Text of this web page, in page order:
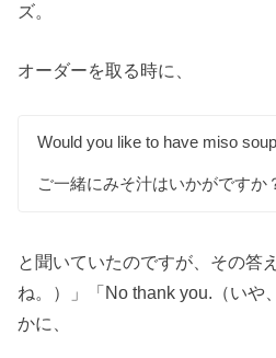
ズ。
オーダーを取る時に、
Would you like to have miso
ご一緒にみそ汁はいかがですか
と聞いていたのですが、その答
ね。）」「No thank you.（いや
かに、